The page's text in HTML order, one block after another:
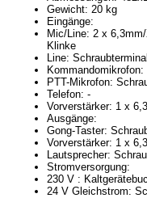
Gewicht: 20 kg
Eingänge:
Mic/Line: 2 x
Klinke
Line:
PTT-Mikrofon:
Telefon: -
Vorverstärker: 1 x
Ausgänge:
Gong-Taster:
Vorverstärker: 1 x
Lautsprecher:
Stromversorgung:
230 V :
24 V Gleichstrom: